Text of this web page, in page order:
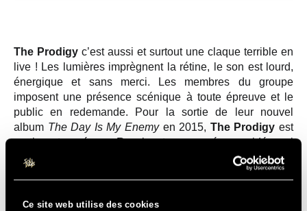
Ce site web utilise des cookies
The Prodigy c’est aussi et surtout une claque terrible en
live ! Les lumières imprègnent la rétine, le son est lourd,
énergique et sans merci. Les membres du groupe
imposent une présence scénique à toute épreuve et le
public en redemande. Pour la sortie de leur nouvel
album The Day Is My Enemyen 2015, The Prodigy est
parti en tournée en Russie et a ramené une vidéo qui
donne un bon aperçu de la folie de leurs shows.